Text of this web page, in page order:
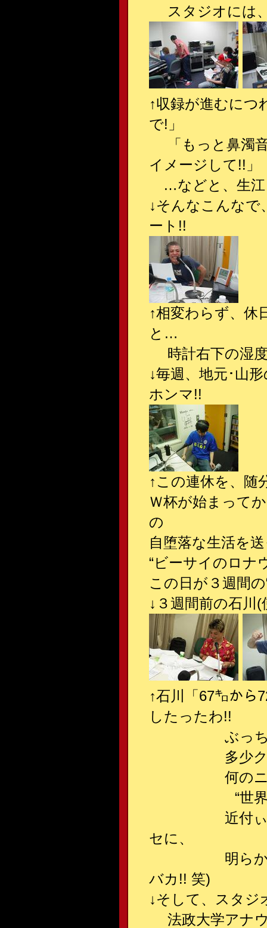
スタジオには
↑収録が進むにつ
で!」
「もっと鼻濁
イメージして!!」
…などと、生江
↓そんなこんなで
ート!!
↑相変わらず、休
と…
時計右下の湿度
↓毎週、地元･山
ホンマ!!
↑この連休を、
Ｗ杯が始まって
の
自堕落な生活を
“ビーサイのロナ
この日が３週間
↓３週間前の石
↑石川「67㌔から
したったわ!!
ぶっちゃけ
多少クサぃ
何のニオイ
“世界”や！
近付ぃとん
セに、
明らかに、
バカ!! 笑)
↓そして、スタジ
法政大学アナ